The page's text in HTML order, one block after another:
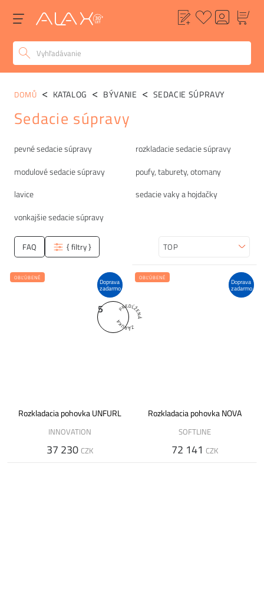
Kategórie
pevné sedacie súpravy
rozkladacie sedacie súpravy
modulové sedacie súpravy
poufy, taburety, otomany
lavice
sedacie vaky a hojdačky
vonkajšie sedacie súpravy
DOMŮ KATALOG BÝVANIE SEDACIE SÚPRAVY
Sedacie súpravy
FAQ { filtry } Zoradiť
Doprava
zadarmo
5
OBĽÚBENÉ
Rozkladacia pohovka UNFURL
INNOVATION
37 230 CZK
Doprava
zadarmo
OBĽÚBENÉ
Rozkladacia pohovka NOVA
SOFTLINE
72 141 CZK